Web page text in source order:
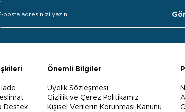
Destek
Önemli Bilgiler
Üyelik Sözleşmesi
Gizlilik ve Çerez Politikamız
Kişisel Verilerin Korunması Kanunu